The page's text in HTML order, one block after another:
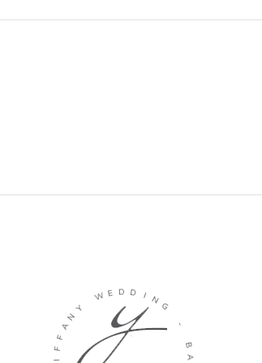
W E D D I N
G
-
B
F
A
N
Y